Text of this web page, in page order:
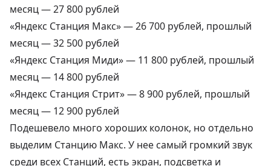
месяц — 27 800 рублей
«Яндекс Станция Макс» —26 700 рублей, прошлый
месяц — 32 500 рублей
«Яндекс Станция Миди» — 11 800 рублей, прошлый
месяц — 14 800 рублей
«Яндекс Станция Стрит» —8 900 рублей, прошлый
месяц — 12 900 рублей
Подешевело много хороших колонок, но отдельно
выделим Станцию Макс. У нее самый громкий звук
среди всех Станций, есть экран, подсветка и